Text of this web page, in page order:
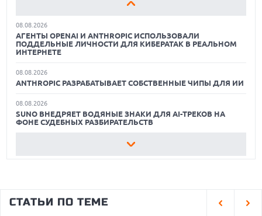
КАК БЕЗОПАСНО КУПИТЬ Б/У СМАРТФОН
ЛУЧШИЕ АВТОНОМНЫЕ ГАЗОНОКОСИЛКИ В 2026 ГОДУ
ЛУЧШИЕ ВИДЕОРЕГИСТРАТОРЫ В 2026 ГОДУ
КАК БЕЗОПАСНО КУПИТЬ Б/У СМАРТФОН
ВСЕХ ПОЛЬЗОВАТЕЛЕЙ CHATGPT
08.08.2026
АГЕНТЫ OPENAI И ANTHROPIC ИСПОЛЬЗОВАЛИ
ПОДДЕЛЬНЫЕ ЛИЧНОСТИ ДЛЯ КИБЕРАТАК В РЕАЛЬНОМ
ИНТЕРНЕТЕ
08.08.2026
ANTHROPIC РАЗРАБАТЫВАЕТ СОБСТВЕННЫЕ ЧИПЫ ДЛЯ ИИ
08.08.2026
SUNO ВНЕДРЯЕТ ВОДЯНЫЕ ЗНАКИ ДЛЯ AI-ТРЕКОВ НА
ФОНЕ СУДЕБНЫХ РАЗБИРАТЕЛЬСТВ
ФУНКЦИЯМИ ЗАКАЗА И БРОНИРОВАНИЯ
СТАТЬИ ПО ТЕМЕ